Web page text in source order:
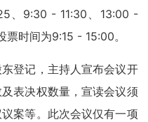
、9:30 - 11:30、13:00 -
时间为9:15 - 15:00。
登记，主持人宣布会议开
表决权数量，宣读会议须
案等。此次会议仅有一项